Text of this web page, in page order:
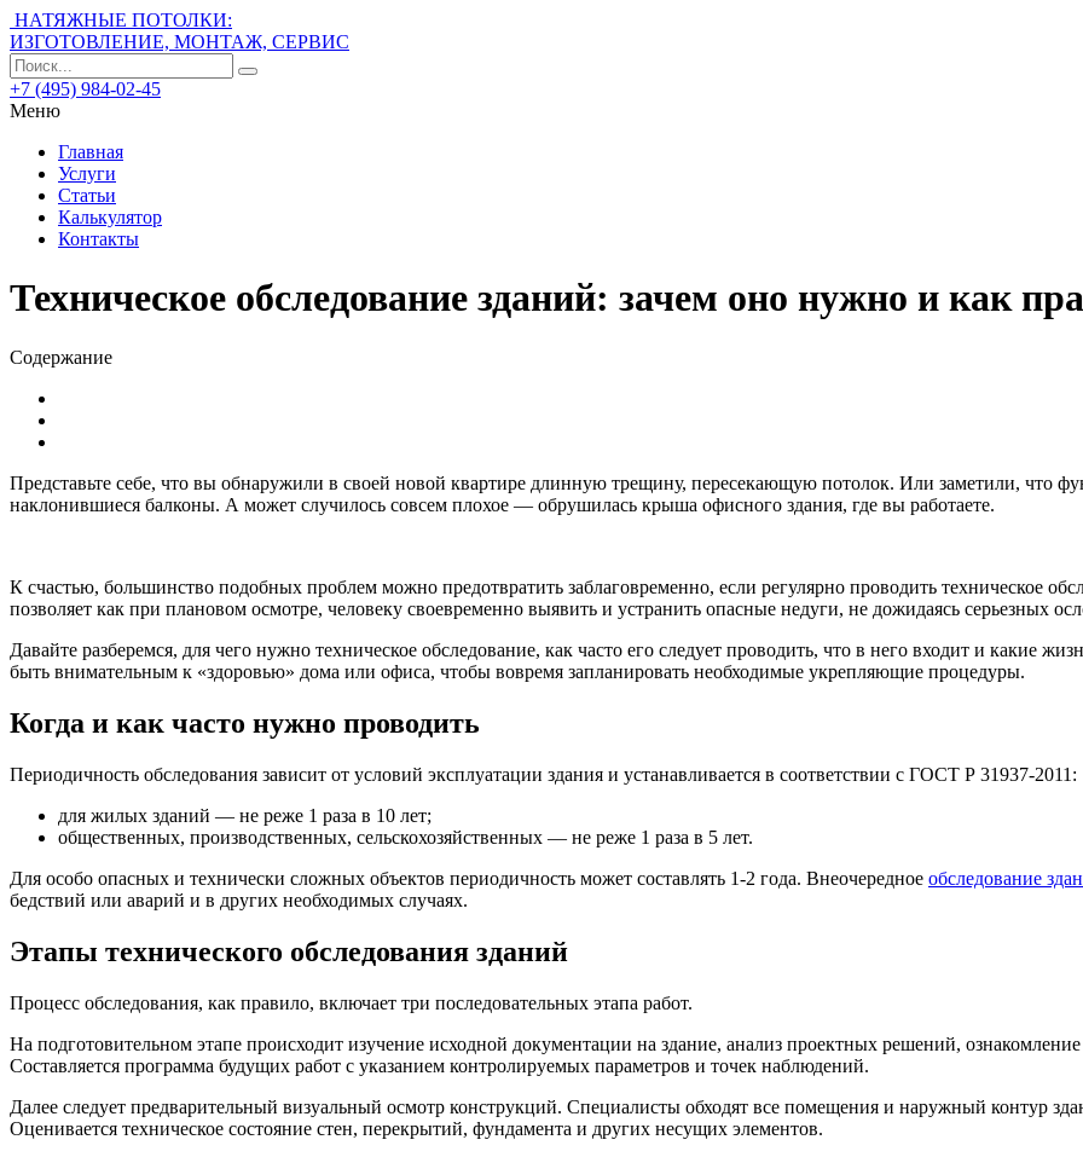
НАТЯЖНЫЕ ПОТОЛКИ:
ИЗГОТОВЛЕНИЕ, МОНТАЖ, СЕРВИС
+7 (495) 984-02-45
Меню
Главная
Услуги
Статьи
Калькулятор
Контакты
Техническое обследование зданий: зачем оно нужно и как
Содержание
Представьте себе, что вы обнаружили в своей новой квартире длинную трещину, пересекающую потолок. Или заметили, что
наклонившиеся балконы. А может случилось совсем плохое — обрушилась крыша офисного здания, где вы работаете.
К счастью, большинство подобных проблем можно предотвратить заблаговременно, если регулярно проводить техническое
позволяет как при плановом осмотре, человеку своевременно выявить и устранить опасные недуги, не дожидаясь серьезных
Давайте разберемся, для чего нужно техническое обследование, как часто его следует проводить, что в него входит и какие
быть внимательным к «здоровью» дома или офиса, чтобы вовремя запланировать необходимые укрепляющие процедуры.
Когда и как часто нужно проводить
Периодичность обследования зависит от условий эксплуатации здания и устанавливается в соответствии с ГОСТ Р 31937-2011:
для жилых зданий — не реже 1 раза в 10 лет;
общественных, производственных, сельскохозяйственных — не реже 1 раза в 5 лет.
Для особо опасных и технически сложных объектов периодичность может составлять 1-2 года. Внеочередное обследование
бедствий или аварий и в других необходимых случаях.
Этапы технического обследования зданий
Процесс обследования, как правило, включает три последовательных этапа работ.
На подготовительном этапе происходит изучение исходной документации на здание, анализ проектных решений,
Составляется программа будущих работ с указанием контролируемых параметров и точек наблюдений.
Далее следует предварительный визуальный осмотр конструкций. Специалисты обходят все помещения и наружный контур
Оценивается техническое состояние стен, перекрытий, фундамента и других несущих элементов.